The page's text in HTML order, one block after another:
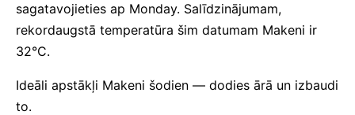
sagatavojieties ap Monday. Salīdzinājumam,
rekordaugstā temperatūra šim datumam Makeni ir
32°C.
Ideāli apstākļi Makeni šodien — dodies ārā un izbaudi
to.